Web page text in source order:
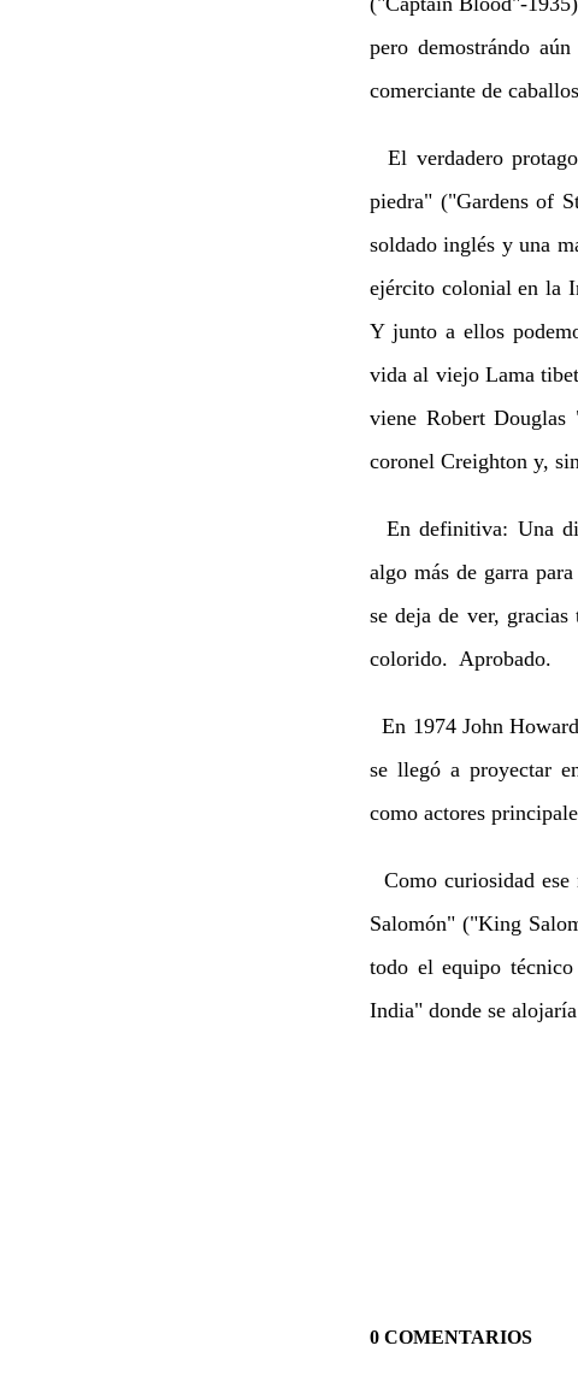
pero demostrándo
comerciante de
El verdadero
piedra" ("Gardens of
soldado inglés y una
ejército colonial en la
Y junto a ellos
vida al viejo Lama
viene Robert Douglas
coronel Creighton y,
En definitiva: Una
algo más de garra
se deja de ver,
colorido. Aprobado.
En 1974 John
se llegó a proyectar
como actores
Como curiosidad
Salomón" ("King
todo el equipo
India" donde se
0 COMENTARIOS